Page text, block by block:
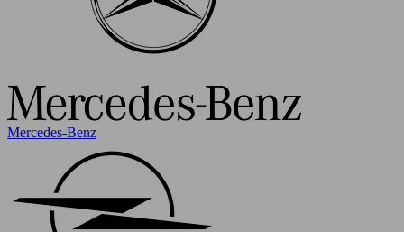
Mercedes-Benz